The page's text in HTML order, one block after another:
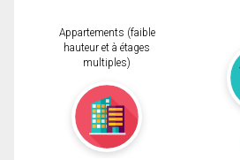
Appartements (faible
hauteur et à étages
multiples)